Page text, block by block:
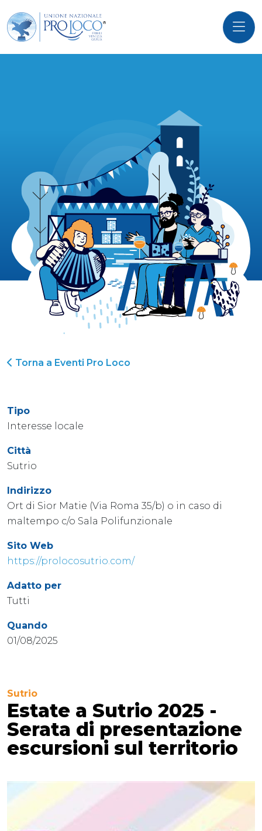
Torna a Eventi Pro Loco
Tipo
Interesse locale
Città
Sutrio
Indirizzo
Ort di Sior Matie (Via Roma 35/b) o in caso di
maltempo c/o Sala Polifunzionale
Sito Web
https://prolocosutrio.com/
Adatto per
Tutti
Quando
01/08/2025
Sutrio
Estate a Sutrio 2025 -
Serata di presentazione
escursioni sul territorio